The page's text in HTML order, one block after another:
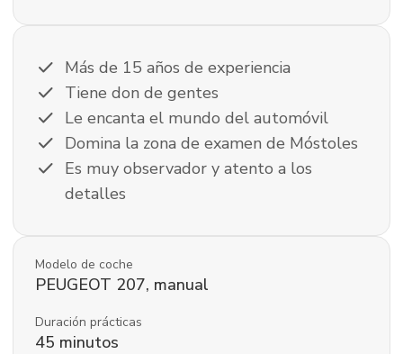
check Más de 15 años de experiencia
check Tiene don de gentes
check Le encanta el mundo del automóvil
check Domina la zona de examen de Móstoles
check Es muy observador y atento a los
detalles
Modelo de coche
PEUGEOT 207, manual
Duración prácticas
45 minutos